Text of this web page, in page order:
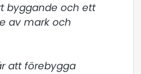
byggande och ett
av mark och
att förebygga